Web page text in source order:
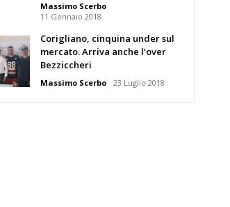
Massimo Scerbo
11 Gennaio 2018
Corigliano, cinquina under sul
mercato. Arriva anche l’over
Bezziccheri
Massimo Scerbo 23 Luglio 2018